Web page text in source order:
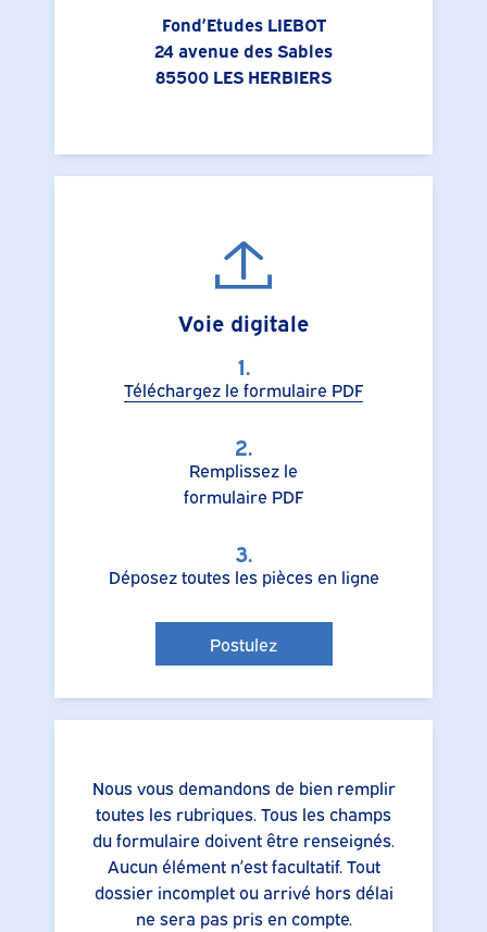
Fond’Etudes LIEBOT
24 avenue des Sables
85500 LES HERBIERS
Voie digitale
1.
Téléchargez le formulaire PDF
2.
Remplissez le
formulaire PDF
3.
Déposez toutes les pièces en ligne
Postulez
Nous vous demandons de bien remplir
toutes les rubriques. Tous les champs
du formulaire doivent être renseignés.
Aucun élément n’est facultatif. Tout
dossier incomplet ou arrivé hors délai
ne sera pas pris en compte.